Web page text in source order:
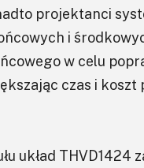
projektanci
i
w celu
czas i
układ